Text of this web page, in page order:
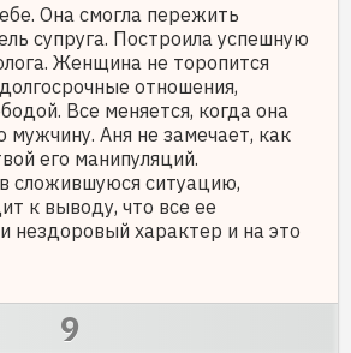
Она смогла пережить
супруга. Построила успешную
Женщина не торопится
отношения,
Все меняется, когда она
мужчину. Аня не замечает, как
его манипуляций.
сложившуюся ситуацию,
к выводу, что все ее
нездоровый характер и на это